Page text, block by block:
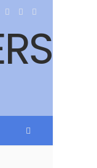
w n
s
g
o
u